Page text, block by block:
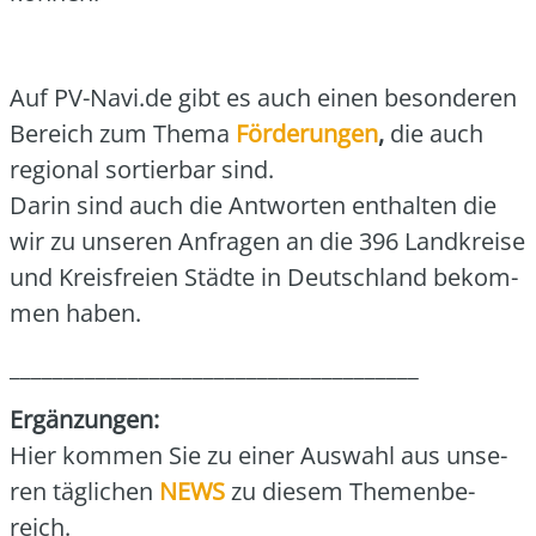
Auf PV-Navi.de gibt es auch einen beson­de­ren
Bereich zum The­ma För­de­run­gen, die auch
regio­nal sor­tier­bar sind.
Dar­in sind auch die Ant­wor­ten ent­hal­ten die
wir zu unse­ren Anfra­gen an die 396 Land­krei­se
und Kreis­frei­en Städ­te in Deutsch­land bekom­
men haben.
Ergän­zun­gen:
Hier kom­men Sie zu einer Aus­wahl aus unse­
ren täg­li­chen NEWSzu die­sem The­men­be­
reich.